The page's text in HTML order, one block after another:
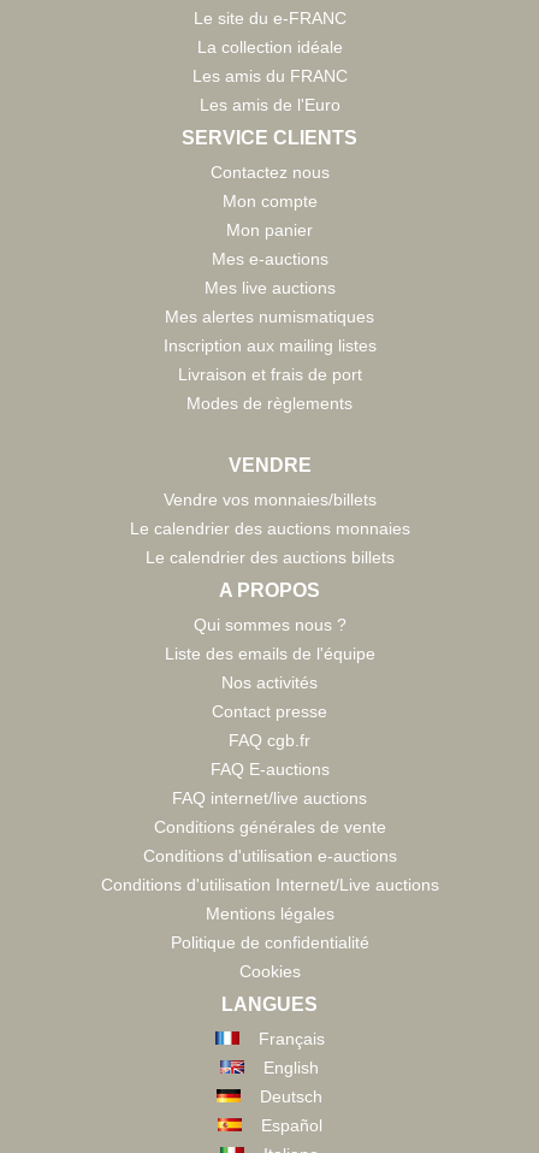
Le site du e-FRANC
La collection idéale
Les amis du FRANC
Les amis de l'Euro
SERVICE CLIENTS
Contactez nous
Mon compte
Mon panier
Mes e-auctions
Mes live auctions
Mes alertes numismatiques
Inscription aux mailing listes
Livraison et frais de port
Modes de règlements
VENDRE
Vendre vos monnaies/billets
Le calendrier des auctions monnaies
Le calendrier des auctions billets
A PROPOS
Qui sommes nous ?
Liste des emails de l'équipe
Nos activités
Contact presse
FAQ cgb.fr
FAQ E-auctions
FAQ internet/live auctions
Conditions générales de vente
Conditions d'utilisation e-auctions
Conditions d'utilisation Internet/Live auctions
Mentions légales
Politique de confidentialité
Cookies
LANGUES
Français
English
Deutsch
Español